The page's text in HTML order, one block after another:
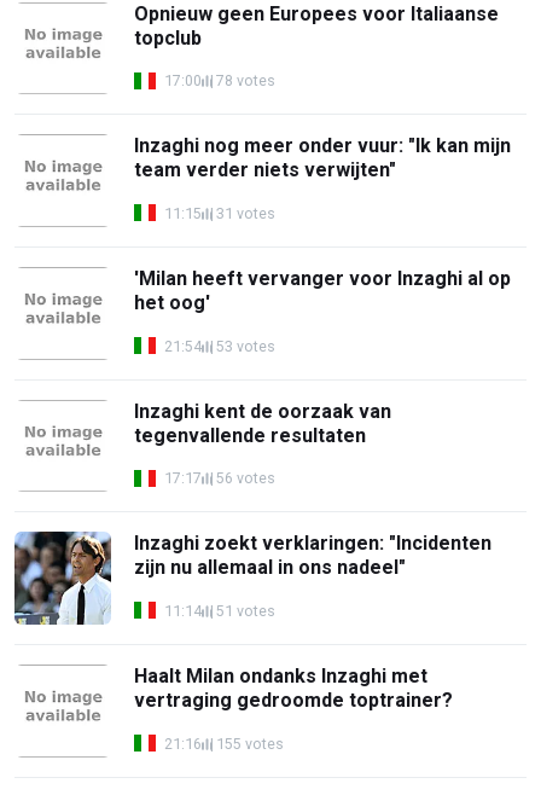
Opnieuw geen Europees voor Italiaanse
topclub
17:00 78 votes
Inzaghi nog meer onder vuur: "Ik kan mijn
team verder niets verwijten"
11:15 31 votes
'Milan heeft vervanger voor Inzaghi al op
het oog'
21:54 53 votes
Inzaghi kent de oorzaak van
tegenvallende resultaten
17:17 56 votes
Inzaghi zoekt verklaringen: "Incidenten
zijn nu allemaal in ons nadeel"
11:14 51 votes
Haalt Milan ondanks Inzaghi met
vertraging gedroomde toptrainer?
21:16 155 votes